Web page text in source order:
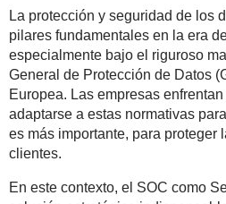
La protección y seguridad de los
pilares fundamentales en la era
especialmente bajo el riguroso
General de Protección de Datos
Europea. Las empresas
adaptarse a estas normativas
es más importante, para proteger
clientes.
En este contexto, el SOC como